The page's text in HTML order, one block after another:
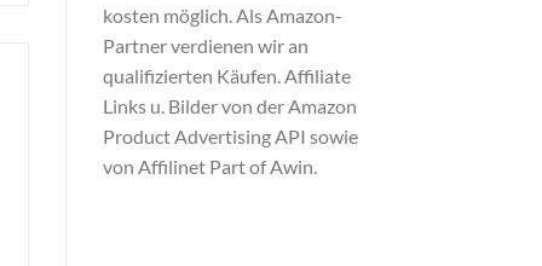
kosten möglich. Als Amazon-
Partner verdienen wir an
qualifizierten Käufen. Affiliate
Links u. Bilder von der Amazon
Product Advertising API sowie
von Affilinet Part of Awin.